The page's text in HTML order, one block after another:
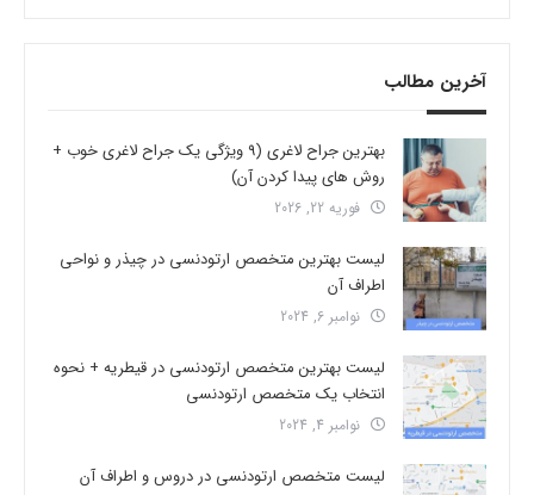
آخرین مطالب
بهترین جراح لاغری (9 ویژگی یک جراح لاغری خوب +
روش های پیدا کردن آن)
فوریه 22, 2026
لیست بهترین متخصص ارتودنسی در چیذر و نواحی
اطراف آن
نوامبر 6, 2024
لیست بهترین متخصص ارتودنسی در قیطریه + نحوه
انتخاب یک متخصص ارتودنسی
نوامبر 4, 2024
لیست متخصص ارتودنسی در دروس و اطراف آن